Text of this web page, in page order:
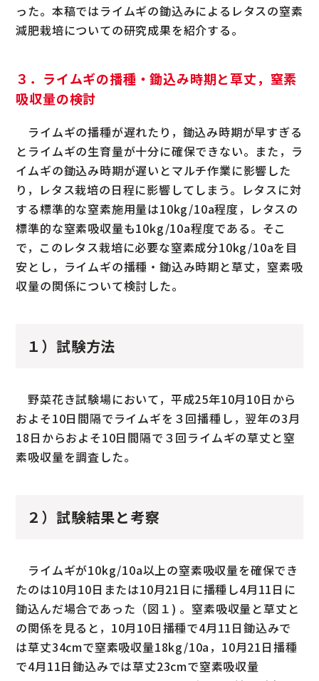
った。本稿ではライムギの鋤込みによるレタスの窒素
減肥栽培についての研究成果を紹介する。
３．ライムギの播種・鋤込み時期と草丈，窒素
吸収量の検討
ライムギの播種が遅れたり，鋤込み時期が早すぎる
とライムギの生育量が十分に確保できない。また，ラ
イムギの鋤込み時期が遅いとマルチ作業に影響した
り，レタス栽培の日程に影響してしまう。レタスに対
する標準的な窒素施用量は10kg/10a程度，レタスの
標準的な窒素吸収量も10kg/10a程度である。そこ
で，このレタス栽培に必要な窒素成分10kg/10aを目
安とし，ライムギの播種・鋤込み時期と草丈，窒素吸
収量の関係について検討した。
１）試験方法
野菜花き試験場において，平成25年10月10日から
およそ10日間隔でライムギを３回播種し，翌年の3月
18日からおよそ10日間隔で３回ライムギの草丈と窒
素吸収量を調査した。
２）試験結果と考察
ライムギが10kg/10a以上の窒素吸収量を確保でき
たのは10月10日または10月21日に播種し4月11日に
鋤込んだ場合であった（図１) 。窒素吸収量と草丈と
の関係を見ると，10月10日播種で4月11日鋤込みで
は草丈34cmで窒素吸収量18kg/10a，10月21日播種
で4月11日鋤込みでは草丈23cmで窒素吸収量